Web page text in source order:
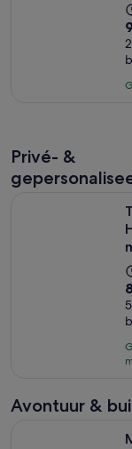
Privé- &
Avontuur &